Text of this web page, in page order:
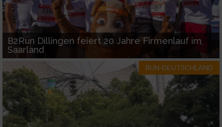
B2Run Dillingen feiert 20 Jahre Firmenlauf im
Saarland
RUN-DEUTSCHLAND